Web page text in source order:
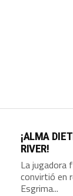
¡ALMA
RIVER!
La jugadora
convirtió en
Esgrima...